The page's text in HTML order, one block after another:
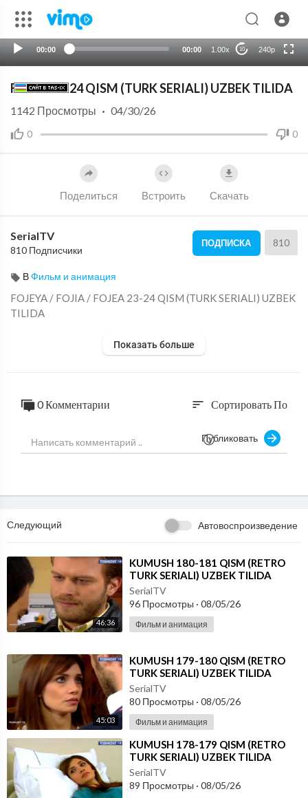
00:00 00:00 1.00x 10 240p
HD
FOJEA 23-24 QISM (TURK SERIALI) UZBEK TILIDA
0 0
1142 Просмотры · 04/30/26
Поделиться Встроить Скачать
SerialTV
810 Подписчики
ПОДПИСКА 810
ВФильм и анимация
⁣⁣⁣FOJEYA / FOJIA / ⁣FOJEA 23-24 QISM (TURK SERIALI) UZBEK
TILIDA
Показать больше
0 Комментарии sort Сортировать По
Публиковать
Следующий Автовоспроизведение
46:36
⁣KUMUSH 180-181 QISM (RETRO
TURK SERIALI) UZBEK TILIDA
SerialTV
96 Просмотры · 08/05/26
Фильм и анимация
45:03
⁣KUMUSH 179-180 QISM (RETRO
TURK SERIALI) UZBEK TILIDA
SerialTV
80 Просмотры · 08/05/26
Фильм и анимация
⁣KUMUSH 178-179 QISM (RETRO
TURK SERIALI) UZBEK TILIDA
SerialTV
89 Просмотры · 08/05/26